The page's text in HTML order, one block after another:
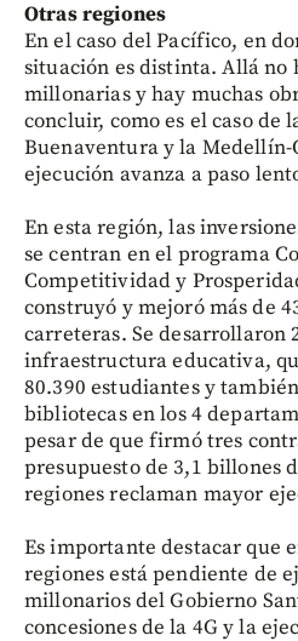
Otras regiones
En el caso del Pacífico, en
situación es distinta. Allá no
millonarias y hay muchas
concluir, como es el caso de
Buenaventura y la Medellín-
ejecución avanza a paso
En esta región, las
se centran en el programa
Competitividad y
construyó y mejoró más de
carreteras. Se desarrollaron
infraestructura educativa,
80.390 estudiantes y
bibliotecas en los 4
pesar de que firmó tres
presupuesto de 3,1 billones
regiones reclaman mayor
Es importante destacar que
regiones está pendiente de
millonarios del Gobierno
concesiones de la 4G y la